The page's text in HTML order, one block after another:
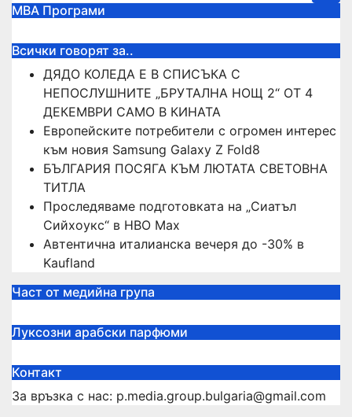
МВА Програми
Всички говорят за..
ДЯДО КОЛЕДА Е В СПИСЪКА С
НЕПОСЛУШНИТЕ „БРУТАЛНА НОЩ 2“ ОТ 4
ДЕКЕМВРИ САМО В КИНАТА
Европейските потребители с огромен интерес
към новия Samsung Galaxy Z Fold8
БЪЛГАРИЯ ПОСЯГА КЪМ ЛЮТАТА СВЕТОВНА
ТИТЛА
Проследяваме подготовката на „Сиатъл
Сийхоукс“ в HBO Max
Автентична италианска вечеря до -30% в
Kaufland
Част от медийна група
Луксозни арабски парфюми
Контакт
За връзка с нас: p.media.group.bulgaria@gmail.com